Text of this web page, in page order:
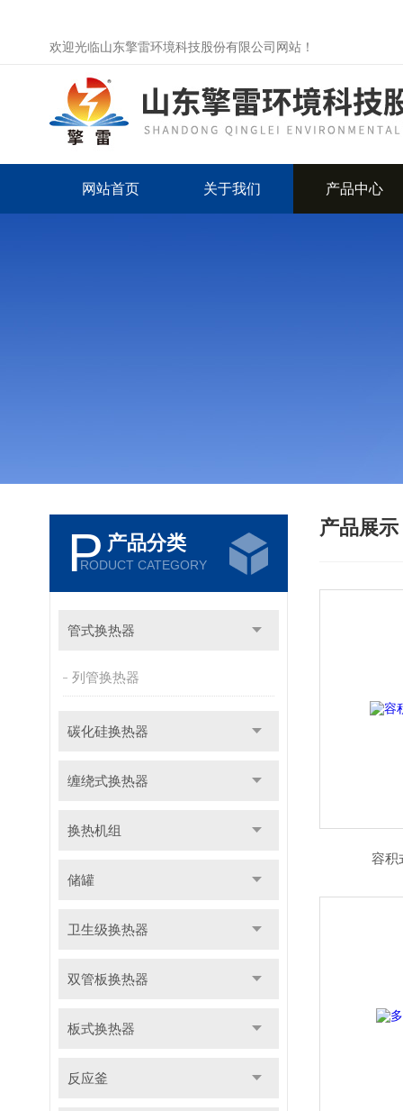
欢迎光临山东擎雷环境科技股份有限公司网站！
网站首页 关于我们 产品中心
P 产品分类
RODUCT CATEGORY
管式换热器
列管换热器
碳化硅换热器
缠绕式换热器
换热机组
储罐
卫生级换热器
双管板换热器
板式换热器
反应釜
产品展示
容积